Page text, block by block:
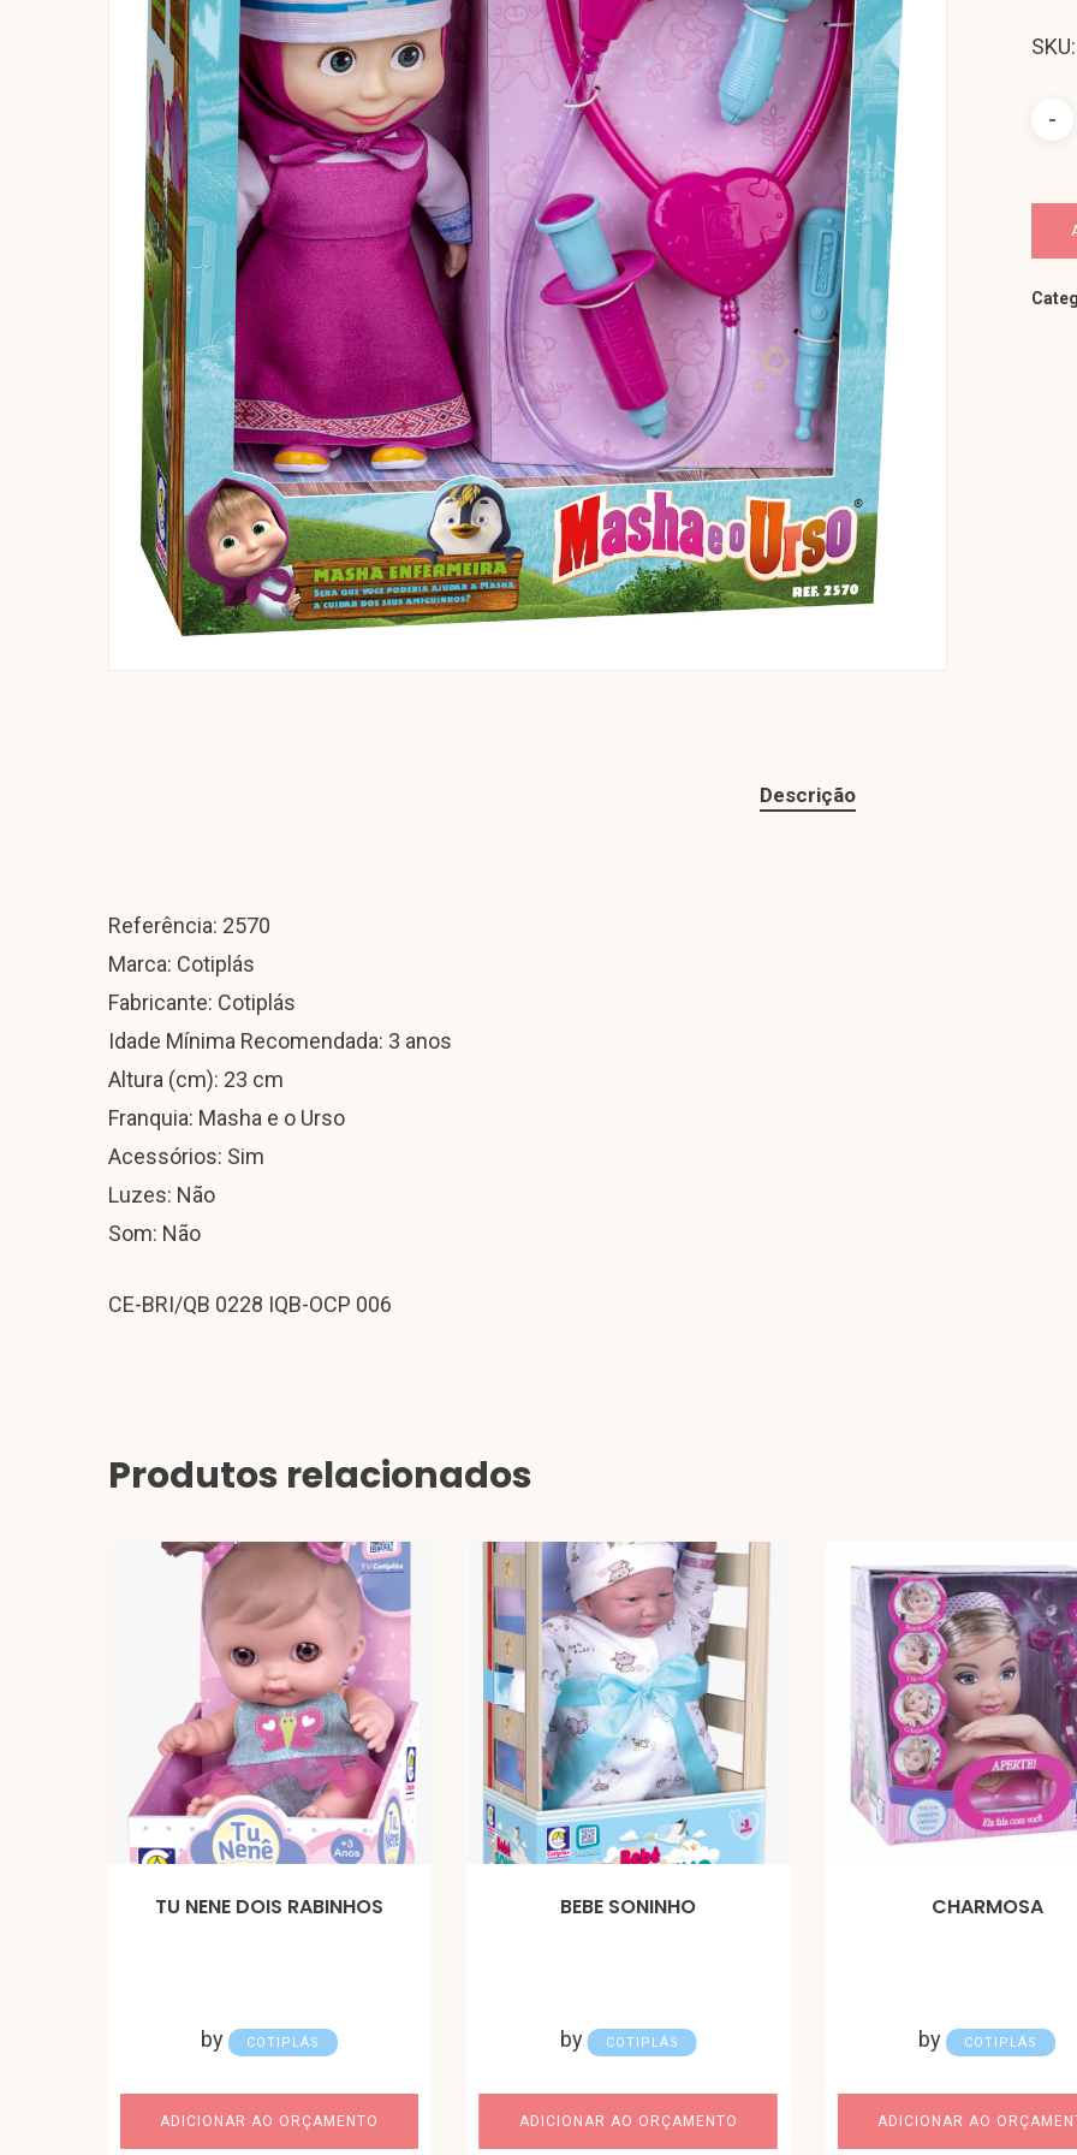
Descrição
Referência: 2570
Marca: Cotiplás
Fabricante: Cotiplás
Idade Mínima Recomendada: 3 anos
Altura (cm): 23 cm
Franquia: Masha e o Urso
Acessórios: Sim
Luzes: Não
Som: Não
CE-BRI/QB 0228 IQB-OCP 006
Produtos relacionados
TU NENE DOIS RABINHOS
by COTIPLÁS
ADICIONAR AO ORÇAMENTO
BEBE SONINHO
by COTIPLÁS
ADICIONAR AO ORÇAMENTO
CHARMOSA
by COTIPLÁS
ADICIONAR AO